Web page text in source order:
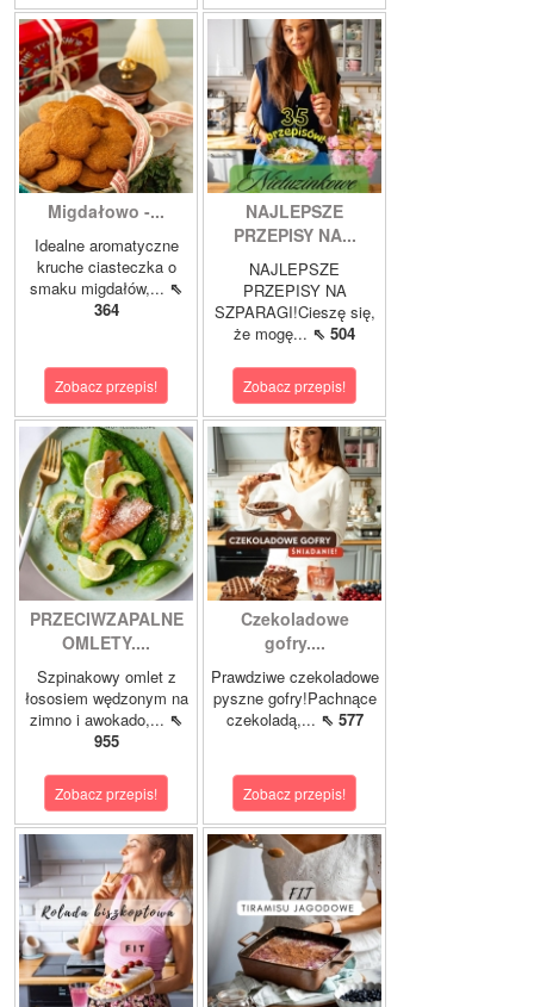
Migdałowo -...
Idealne aromatyczne
kruche ciasteczka o
smaku migdałów,... ⇖
364
Zobacz przepis!
NAJLEPSZE
PRZEPISY NA...
NAJLEPSZE
PRZEPISY NA
SZPARAGI!Cieszę się,
że mogę... ⇖ 504
Zobacz przepis!
PRZECIWZAPALNE
OMLETY....
Szpinakowy omlet z
łososiem wędzonym na
zimno i awokado,... ⇖
955
Zobacz przepis!
Czekoladowe
gofry....
Prawdziwe czekoladowe
pyszne gofry!Pachnące
czekoladą,... ⇖ 577
Zobacz przepis!